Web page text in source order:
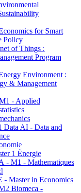
for Smart
Policy
of Things :
Program
Environment :
& Management
- Applied
AI - Data and
1 Énergie
M1 - Mathematiques
Master in Economics
Biomeca -